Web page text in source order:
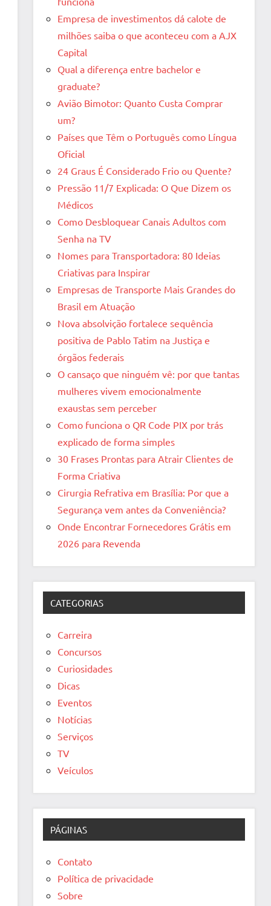
Empresa de investimentos dá calote de
milhões saiba o que aconteceu com a AJX
Capital
Qual a diferença entre bachelor e
graduate?
Avião Bimotor: Quanto Custa Comprar
um?
Países que Têm o Português como Língua
Oficial
24 Graus É Considerado Frio ou Quente?
Pressão 11/7 Explicada: O Que Dizem os
Médicos
Como Desbloquear Canais Adultos com
Senha na TV
Nomes para Transportadora: 80 Ideias
Criativas para Inspirar
Empresas de Transporte Mais Grandes do
Brasil em Atuação
Nova absolvição fortalece sequência
positiva de Pablo Tatim na Justiça e
órgãos federais
O cansaço que ninguém vê: por que tantas
mulheres vivem emocionalmente
exaustas sem perceber
Como funciona o QR Code PIX por trás
explicado de forma simples
30 Frases Prontas para Atrair Clientes de
Forma Criativa
Cirurgia Refrativa em Brasília: Por que a
Segurança vem antes da Conveniência?
Onde Encontrar Fornecedores Grátis em
2026 para Revenda
CATEGORIAS
Carreira
Concursos
Curiosidades
Dicas
Eventos
Notícias
Serviços
TV
Veículos
PÁGINAS
Contato
Política de privacidade
Sobre